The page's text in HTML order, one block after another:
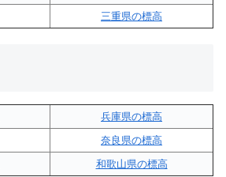
三重県の標高
兵庫県の標高
奈良県の標高
和歌山県の標高